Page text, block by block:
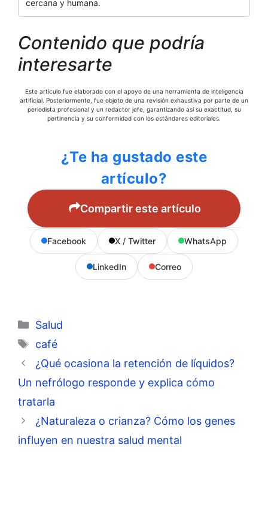
cercana y humana.
Contenido que podría
interesarte
Este artículo fue elaborado con el apoyo de una herramienta de inteligencia
artificial. Posteriormente, fue objeto de una revisión exhaustiva por parte de un
periodista profesional y un redactor jefe, garantizando así su exactitud, su
pertinencia y su conformidad con los estándares editoriales.
¿Te ha gustado este
artículo?
Compartir este artículo
Facebook X / Twitter WhatsApp
LinkedIn Correo
Categorías
Salud
Etiquetas
café
¿Qué ocasiona la retención de líquidos?
Un nefrólogo responde y explica cómo
tratarla
¿Naturaleza o crianza? Cómo los genes
influyen en nuestra salud mental